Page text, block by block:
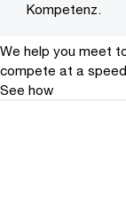
Kompetenz.
We help you meet
compete at a
See how